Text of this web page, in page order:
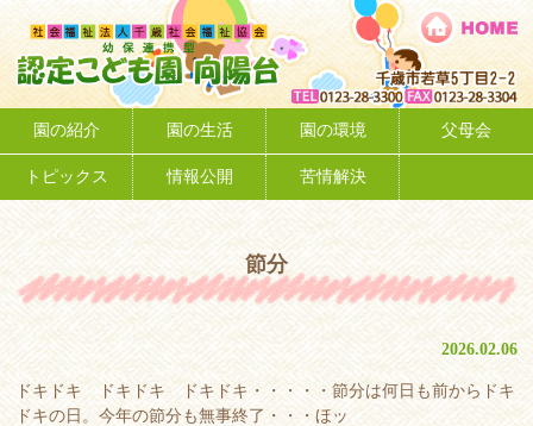
節分
2026.02.06
ドキドキ ドキドキ ドキドキ・・・・・節分は何日も前からドキ
ドキの日。今年の節分も無事終了・・・ほッ